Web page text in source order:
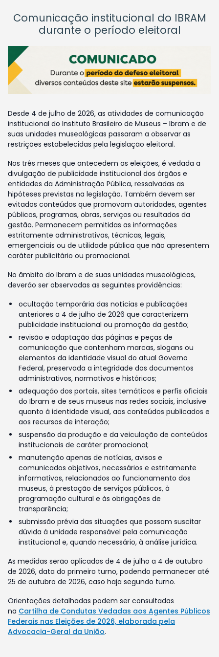
Comunicação institucional do IBRAM
durante o período eleitoral
Desde 4 de julho de 2026, as atividades de comunicação
institucional do Instituto Brasileiro de Museus – Ibram e de
suas unidades museológicas passaram a observar as
restrições estabelecidas pela legislação eleitoral.
Nos três meses que antecedem as eleições, é vedada a
divulgação de publicidade institucional dos órgãos e
entidades da Administração Pública, ressalvadas as
hipóteses previstas na legislação. Também devem ser
evitados conteúdos que promovam autoridades, agentes
públicos, programas, obras, serviços ou resultados da
gestão. Permanecem permitidas as informações
estritamente administrativas, técnicas, legais,
emergenciais ou de utilidade pública que não apresentem
caráter publicitário ou promocional.
No âmbito do Ibram e de suas unidades museológicas,
deverão ser observadas as seguintes providências:
ocultação temporária das notícias e publicações
anteriores a 4 de julho de 2026 que caracterizem
publicidade institucional ou promoção da gestão;
revisão e adaptação das páginas e peças de
comunicação que contenham marcas, slogans ou
elementos da identidade visual do atual Governo
Federal, preservada a integridade dos documentos
administrativos, normativos e históricos;
adequação dos portais, sites temáticos e perfis oficiais
do Ibram e de seus museus nas redes sociais, inclusive
quanto à identidade visual, aos conteúdos publicados e
aos recursos de interação;
suspensão da produção e da veiculação de conteúdos
institucionais de caráter promocional;
manutenção apenas de notícias, avisos e
comunicados objetivos, necessários e estritamente
informativos, relacionados ao funcionamento dos
museus, à prestação de serviços públicos, à
programação cultural e às obrigações de
transparência;
submissão prévia das situações que possam suscitar
dúvida à unidade responsável pela comunicação
institucional e, quando necessário, à análise jurídica.
As medidas serão aplicadas de 4 de julho a 4 de outubro
de 2026, data do primeiro turno, podendo permanecer até
25 de outubro de 2026, caso haja segundo turno.
Orientações detalhadas podem ser consultadas
na Cartilha de Condutas Vedadas aos Agentes Públicos
Federais nas Eleições de 2026, elaborada pela
Advocacia-Geral da União.